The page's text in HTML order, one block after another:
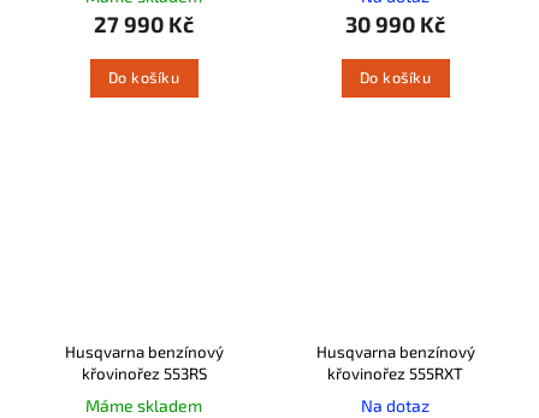
27 990 Kč
Do košíku
30 990 Kč
Do košíku
Husqvarna benzínový
křovinořez 553RS
Máme skladem
Husqvarna benzínový
křovinořez 555RXT
Na dotaz